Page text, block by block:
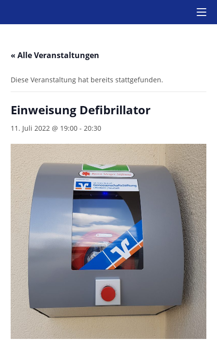
« Alle Veranstaltungen
Diese Veranstaltung hat bereits stattgefunden.
Einweisung Defibrillator
11. Juli 2022 @ 19:00 -20:30